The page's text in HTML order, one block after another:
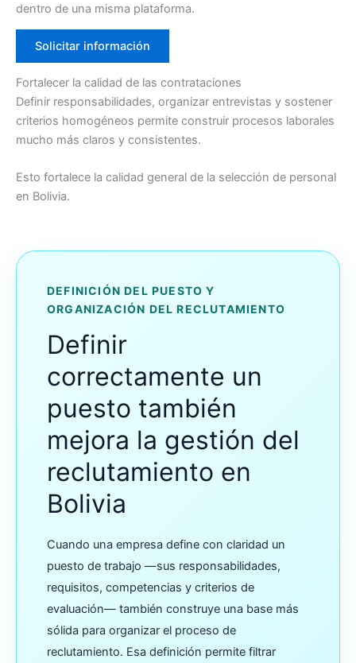
dentro de una misma plataforma.
Solicitar información
Fortalecer la calidad de las contrataciones
Definir responsabilidades, organizar entrevistas y sostener
criterios homogéneos permite construir procesos laborales
mucho más claros y consistentes.
Esto fortalece la calidad general de la selección de personal
en Bolivia.
DEFINICIÓN DEL PUESTO Y
ORGANIZACIÓN DEL RECLUTAMIENTO
Definir
correctamente un
puesto también
mejora la gestión del
reclutamiento en
Bolivia
Cuando una empresa define con claridad un
puesto de trabajo —sus responsabilidades,
requisitos, competencias y criterios de
evaluación— también construye una base más
sólida para organizar el proceso de
reclutamiento. Esa definición permite filtrar